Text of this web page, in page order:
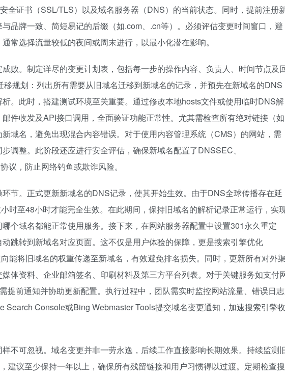
全证书（SSL/TLS）以及域名服务器（DNS）的当前状态。同时，提前注册
品牌一致、简短易记的后缀（如.com、.cn等）。必须评估变更时间窗口，避
常选择流量较低的夜间或周末进行，以最小化潜在影响。
败。制定详尽的变更计划表，包括每一步的操作内容、负责人、时间节点及
规划：列出所有需要从旧域名迁移到新域名的记录，并预先在新域名的DNS
。此时，搭建测试环境至关重要。通过修改本地hosts文件或使用临时DNS解
件收发及API接口调用，全面验证功能正常性。尤其需检查所有绝对链接（如
域名，避免出现混合内容错误。对于使用内容管理系统（CMS）的网站，需
调整。此阶段还应进行安全评估，确保新域名配置了DNSSEC、
议，防止网络钓鱼或欺诈风险。
节。正式更新新域名的DNS记录，使其开始生效。由于DNS全球传播存在延
时至48小时才能完全生效。在此期间，保持旧域名的解析记录正常运行，实
个域名都能正常使用服务。接下来，在网站服务器配置中设置301永久重定
跳转到新域名对应页面。这不仅是用户体验的保障，更是搜索引擎优化
能将旧域名的权重传递至新域名，有效避免排名损失。同时，更新所有对外
体资料、企业邮箱签名、印刷材料及第三方平台列表。对于关键服务如支付
提前通知并协助更新配置。执行过程中，团队需实时监控网站流量、错误日志
Search Console或Bing Webmaster Tools提交域名变更通知，加速搜索引擎收
不可忽视。域名变更并非一劳永逸，后续工作直接影响长期效果。持续监测
建议至少保持一年以上，确保所有残留链接和用户习惯得以过渡。定期检查搜